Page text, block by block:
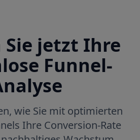
Sie jetzt Ihre
Funnel-
wie Sie mit optimierten
Ihre Conversion-Rate